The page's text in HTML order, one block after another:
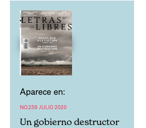
Aparece en:
NO.259 JULIO 2020
Un gobierno destructor